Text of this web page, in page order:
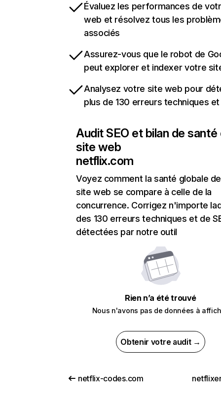
Évaluez les performances de
web et résolvez tous les
associés
Assurez-vous que le robot de
peut explorer et indexer votre
Analysez votre site web pour
plus de 130 erreurs techniques et
Audit SEO et bilan de santé
site web
netflix.com
Voyez comment la santé globale
site web se compare à celle de la
concurrence. Corrigez n'importe
des 130 erreurs techniques et de
détectées par notre outil
Rien n’a été trouvé
Nous n'avons pas de données à
Obtenir votre audit →
netflix-codes.com